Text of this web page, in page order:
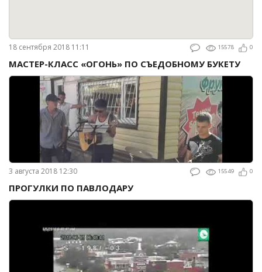
18 сентября 2018 11:11 15578 0
МАСТЕР-КЛАСС «ОГОНЬ» ПО СЪЕДОБНОМУ БУКЕТУ
3 августа 2018 12:30 15549 0
ПРОГУЛКИ ПО ПАВЛОДАРУ